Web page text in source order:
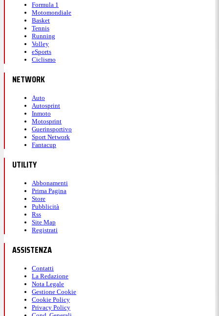
Formula 1
Motomondiale
Basket
Tennis
Running
Volley
eSports
Ciclismo
NETWORK
Auto
Autosprint
Inmoto
Motosprint
Guerinsportivo
Sport Network
Fantacup
UTILITY
Abbonamenti
Prima Pagina
Store
Pubblicità
Rss
Site Map
Registrati
ASSISTENZA
Contatti
La Redazione
Nota Legale
Gestione Cookie
Cookie Policy
Privacy Policy